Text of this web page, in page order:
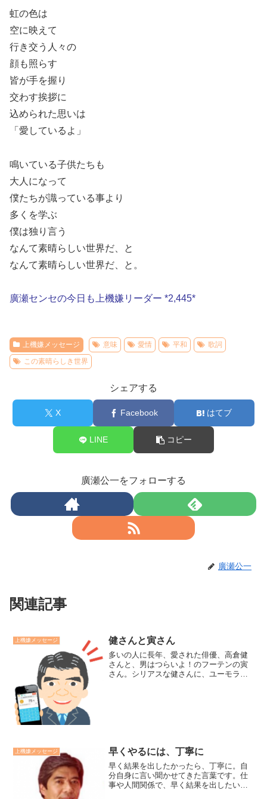
虹の色は
空に映えて
行き交う人々の
顔も照らす
皆が手を握り
交わす挨拶に
込められた思いは
「愛しているよ」
鳴いている子供たちも
大人になって
僕たちが識っている事より
多くを学ぶ
僕は独り言う
なんて素晴らしい世界だ、と
なんて素晴らしい世界だ、と。
廣瀬センセの今日も上機嫌リーダー *2,445*
上機嫌メッセージ 意味 愛情 平和
歌詞
この素晴らしき世界
シェアする
X Facebook はてブ
LINE コピー
廣瀬公一をフォローする
廣瀬公一
関連記事
上機嫌メッセージ 健さんと寅さん
多いの人に長年、愛された俳優、高倉健
さんと、男はつらいよ！のフーテンの寅
さん。シリアスな健さんに、ユーモラス
上機嫌メッセージ 早くやるには、丁寧に
早く結果を出したかったら、丁寧に。自
分自身に言い聞かせてきた言葉です。仕
事や人間関係で、早く結果を出したいと